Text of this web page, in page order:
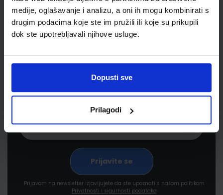
medije, oglašavanje i analizu, a oni ih mogu kombinirati s
drugim podacima koje ste im pružili ili koje su prikupili
dok ste upotrebljavali njihove usluge.
Dopusti sve
Prilagodi
Newsletter prijava
Prijavite se kako bi primali informacije o novim
pogodnostima
Prijavom na newsletter izjavljujete da ste upoznati s našom politikom
Privatnosti i sigurnosti podataka